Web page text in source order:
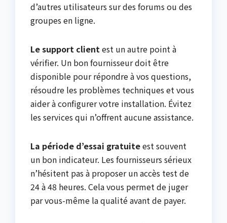
d’autres utilisateurs sur des forums ou des
groupes en ligne.
Le support clientest un autre point à
vérifier. Un bon fournisseur doit être
disponible pour répondre à vos questions,
résoudre les problèmes techniques et vous
aider à configurer votre installation. Évitez
les services qui n’offrent aucune assistance.
La période d’essai gratuiteest souvent
un bon indicateur. Les fournisseurs sérieux
n’hésitent pas à proposer un accès test de
24 à 48 heures. Cela vous permet de juger
par vous-même la qualité avant de payer.